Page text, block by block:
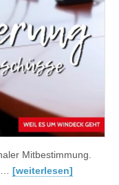
Mitbestimmung.
[weiterlesen]